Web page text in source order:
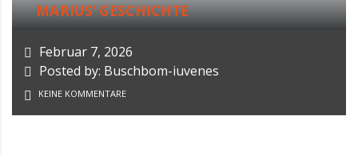
MARIUS‘ GESCHICHTE
Februar 7, 2026
Posted by: Buschbom-iuvenes
KEINE KOMMENTARE